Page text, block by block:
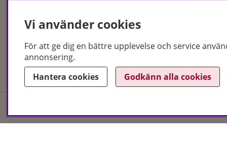
Vi använder cookies
För att ge dig en bättre upplevelse och service
annonsering.
Hantera cookies
Godkänn alla cookies